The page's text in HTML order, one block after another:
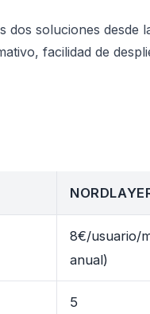
soluciones desde
facilidad de
8€/usuario/
anual)
5